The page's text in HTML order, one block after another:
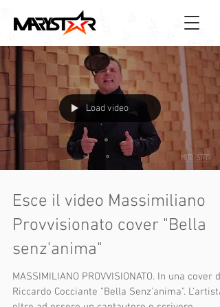
Load video
Esce il video Massimiliano
Provvisionato cover "Bella
senz'anima"
MASSIMILIANO PROVVISIONATO. In una cover di
Riccardo Cocciante "Bella Senz'anima". L'artista